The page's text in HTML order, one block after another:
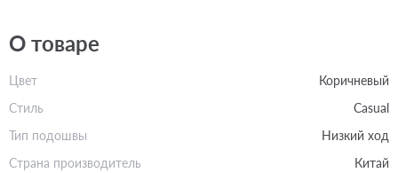
О товаре
Цвет
Коричневый
Стиль
Casual
Тип подошвы
Низкий ход
Страна производитель
Китай